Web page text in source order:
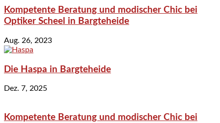
Kompetente Beratung und modischer Chic bei
Optiker Scheel in Bargteheide
Aug. 26, 2023
Die Haspa in Bargteheide
Dez. 7, 2025
Kompetente Beratung und modischer Chic bei